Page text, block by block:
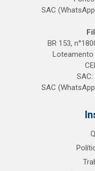
SAC
BR 153,
Loteamento
SAC